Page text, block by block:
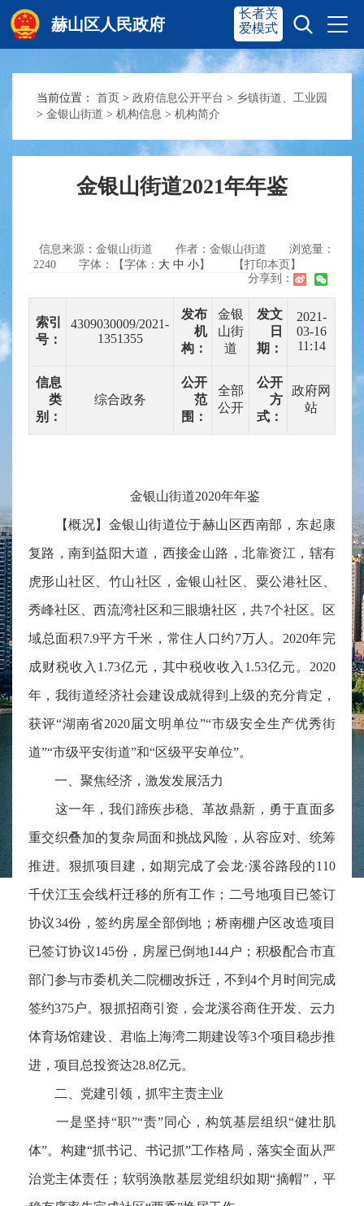
赫山区人民政府
赫山首页 奋进赫山
长者关
爱模式
当前位置： 首页 > 政府信息公开平台 > 乡镇街道、工业园
> 金银山街道 > 机构信息 > 机构简介
金银山街道2021年年鉴
信息来源：金银山街道 作者：金银山街道
浏览量：
2240
字体：【字体： 大 中 小】
【打印本页】
分享到：
索引
号：
4309030009/2021-
1351355
发布
机
构：
金银
山街
道
发文
日
期：
2021-
03-16
11:14
信息
类
别：
综合政务
公开
范
围：
全部
公开
公开
方
式：
政府网
站
金银山街道2020年年鉴
【概况】金银山街道位于赫山区西南部，东起康
复路，南到益阳大道，西接金山路，北靠资江，辖有
虎形山社区、竹山社区，金银山社区、粟公港社区、
秀峰社区、西流湾社区和三眼塘社区，共7个社区。区
域总面积7.9平方千米，常住人口约7万人。2020年完
成财税收入1.73亿元，其中税收收入1.53亿元。2020
年，我街道经济社会建设成就得到上级的充分肯定，
获评“湖南省2020届文明单位”“市级安全生产优秀街
道”“市级平安街道”和“区级平安单位”。
一、聚焦经济，激发发展活力
这一年，我们蹄疾步稳、革故鼎新，勇于直面多
重交织叠加的复杂局面和挑战风险，从容应对、统筹
推进。狠抓项目建，如期完成了会龙·溪谷路段的110
千伏江玉会线杆迁移的所有工作；二号地项目已签订
协议34份，签约房屋全部倒地；桥南棚户区改造项目
已签订协议145份，房屋已倒地144户；积极配合市直
部门参与市委机关二院棚改拆迁，不到4个月时间完成
签约375户。狠抓招商引资，会龙溪谷商住开发、云力
体育场馆建设、君临上海湾二期建设等3个项目稳步推
进，项目总投资达28.8亿元。
二、党建引领，抓牢主责主业
一是坚持“职”“责”同心，构筑基层组织“健壮肌
体”。构建“抓书记、书记抓”工作格局，落实全面从严
治党主体责任；软弱涣散基层党组织如期“摘帽”，平